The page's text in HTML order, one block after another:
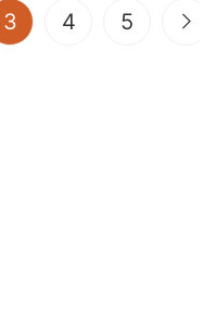
3(current)
4 5